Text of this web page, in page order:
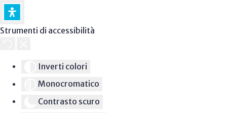
Strumenti di accessibilità
Inverti colori
Monocromatico
Contrasto scuro